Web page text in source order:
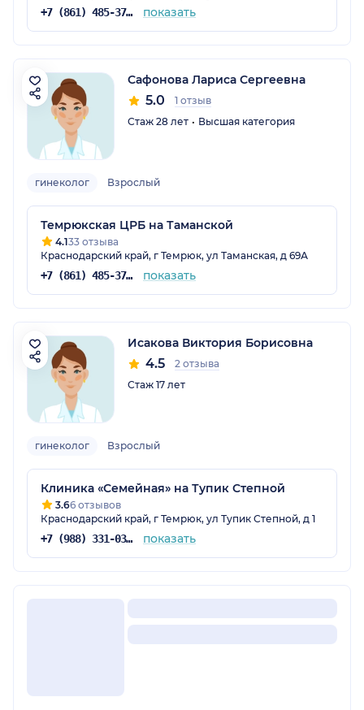
+7 (861) 485-37-14 показать
Сафонова Лариса Сергеевна
5.0
1 отзыв
Стаж 28 лет
Высшая категория
гинеколог Взрослый
Темрюкская ЦРБ на Таманской
4.133 отзыва
Краснодарский край, г Темрюк, ул Таманская, д 69А
+7 (861) 485-37-14 показать
Исакова Виктория Борисовна
4.5
2 отзыва
Стаж 17 лет
гинеколог Взрослый
Клиника «Семейная» на Тупик Степной
3.66 отзывов
Краснодарский край, г Темрюк, ул Тупик Степной, д 1
+7 (988) 331-03-31 показать